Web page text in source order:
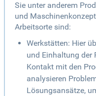
Sie unter anderem
und
Arbeitsorte sind:
Werkstätten: Hier
und Einhaltung der
Kontakt mit den
analysieren
Lösungsansätze,